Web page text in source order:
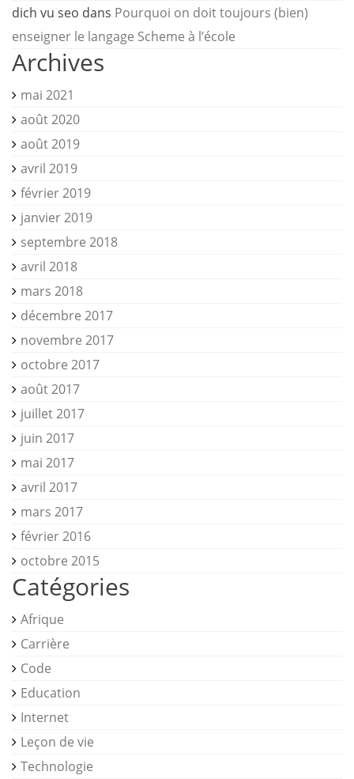
dich vu seo dans Pourquoi on doit toujours (bien)
enseigner le langage Scheme à l’école
Archives
mai 2021
août 2020
août 2019
avril 2019
février 2019
janvier 2019
septembre 2018
avril 2018
mars 2018
décembre 2017
novembre 2017
octobre 2017
août 2017
juillet 2017
juin 2017
mai 2017
avril 2017
mars 2017
février 2016
octobre 2015
Catégories
Afrique
Carrière
Code
Education
Internet
Leçon de vie
Technologie